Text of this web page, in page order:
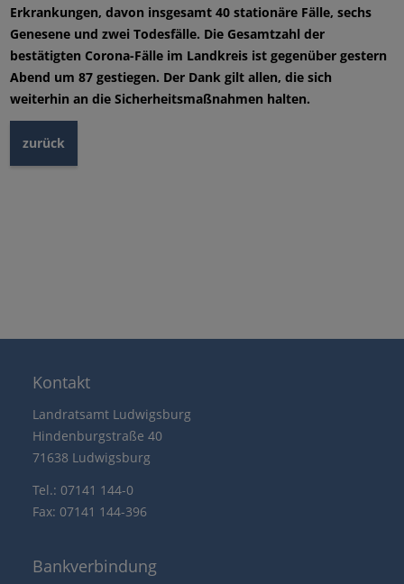
Erkrankungen, davon insgesamt 40 stationäre Fälle, sechs
Genesene und zwei Todesfälle. Die Gesamtzahl der
bestätigten Corona-Fälle im Landkreis ist gegenüber gestern
Abend um 87 gestiegen. Der Dank gilt allen, die sich
weiterhin an die Sicherheitsmaßnahmen halten.
zurück
Kontakt
Landratsamt Ludwigsburg
Hindenburgstraße 40
71638 Ludwigsburg
Tel.: 07141 144-0
Fax: 07141 144-396
Bankverbindung